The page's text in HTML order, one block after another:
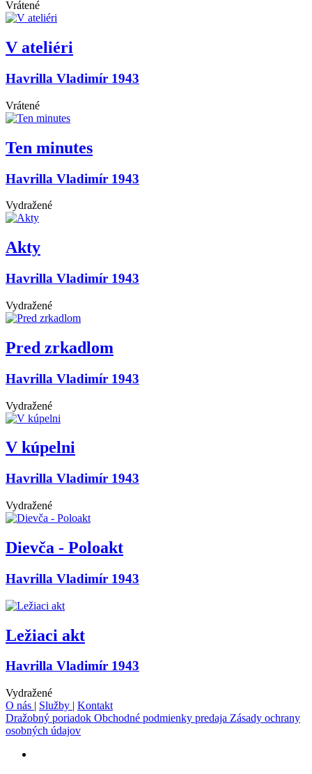
Vrátené
V ateliéri
Havrilla Vladimír 1943
Vrátené
Ten minutes
Havrilla Vladimír 1943
Vydražené
Akty
Havrilla Vladimír 1943
Vydražené
Pred zrkadlom
Havrilla Vladimír 1943
Vydražené
V kúpelni
Havrilla Vladimír 1943
Vydražené
Dievča - Poloakt
Havrilla Vladimír 1943
Ležiaci akt
Havrilla Vladimír 1943
Vydražené
O nás | Služby | Kontakt
Dražobný poriadok Obchodné podmienky predaja Zásady ochrany
osobných údajov